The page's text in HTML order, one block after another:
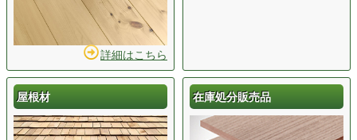
詳細はこちら
屋根材 在庫処分販売品